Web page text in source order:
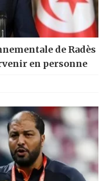
de Radès
en personne